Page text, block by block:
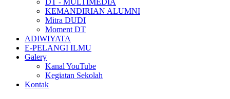
DT - MULTIMEDIA
KEMANDIRIAN ALUMNI
Mitra DUDI
Moment DT
ADIWIYATA
E-PELANGI ILMU
Galery
Kanal YouTube
Kegiatan Sekolah
Kontak